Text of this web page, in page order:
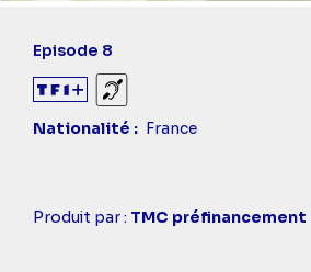
Episode 8
Sourds et malentendants
Nationalité
France
Casting
Produit par : TMC préfinancement